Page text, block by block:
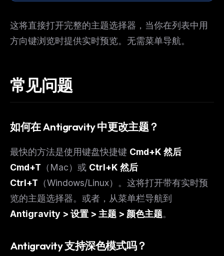
这将直接打开完整的主题选择器，当你在列表中用
方向键浏览时提供实时预览。无需菜单导航。
常见问题
如何在 Antigravity 中更改主题？
最快的方法是使用键盘快捷键 Cmd+K 然后
Cmd+T （Mac）或 Ctrl+K 然后
Ctrl+T （Windows/Linux）。这将打开带有实时预
览的主题选择器。或者，从菜单栏导航到
Antigravity > 设置 > 主题 > 颜色主题。
Antigravity 支持深色模式吗？